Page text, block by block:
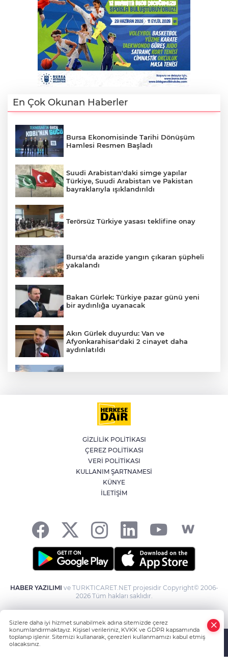
En Çok Okunan Haberler
Bursa Ekonomisinde Tarihi Dönüşüm
Hamlesi Resmen Başladı
Suudi Arabistan'daki simge yapılar
Türkiye, Suudi Arabistan ve Pakistan
bayraklarıyla ışıklandırıldı
Terörsüz Türkiye yasası teklifine onay
Bursa'da arazide yangın çıkaran şüpheli
yakalandı
Bakan Gürlek: Türkiye pazar günü yeni
bir aydınlığa uyanacak
Akın Gürlek duyurdu: Van ve
Afyonkarahisar'daki 2 cinayet daha
aydınlatıldı
İran'dan Müslümanlara kötü niyetli dış
güçlere karşı birleşme çağrısı
Kağıthane'de 104 kilogram uyuşturucu
ele geçirildi
GİZLİLİK POLİTİKASI
ÇEREZ POLİTİKASI
VERİ POLİTİKASI
KULLANIM ŞARTNAMESİ
KÜNYE
İLETİŞİM
HABER YAZILIMI ve TURKTICARET.NET projesidir Copyright© 2006-
2026 Tüm hakları saklıdır.
Sizlere daha iyi hizmet sunabilmek adına sitemizde çerez
konumlandırmaktayız. Kişisel verileriniz, KVKK ve GDPR kapsamında
toplanıp işlenir. Sitemizi kullanarak, çerezleri kullanmamızı kabul etmiş
olacaksınız.